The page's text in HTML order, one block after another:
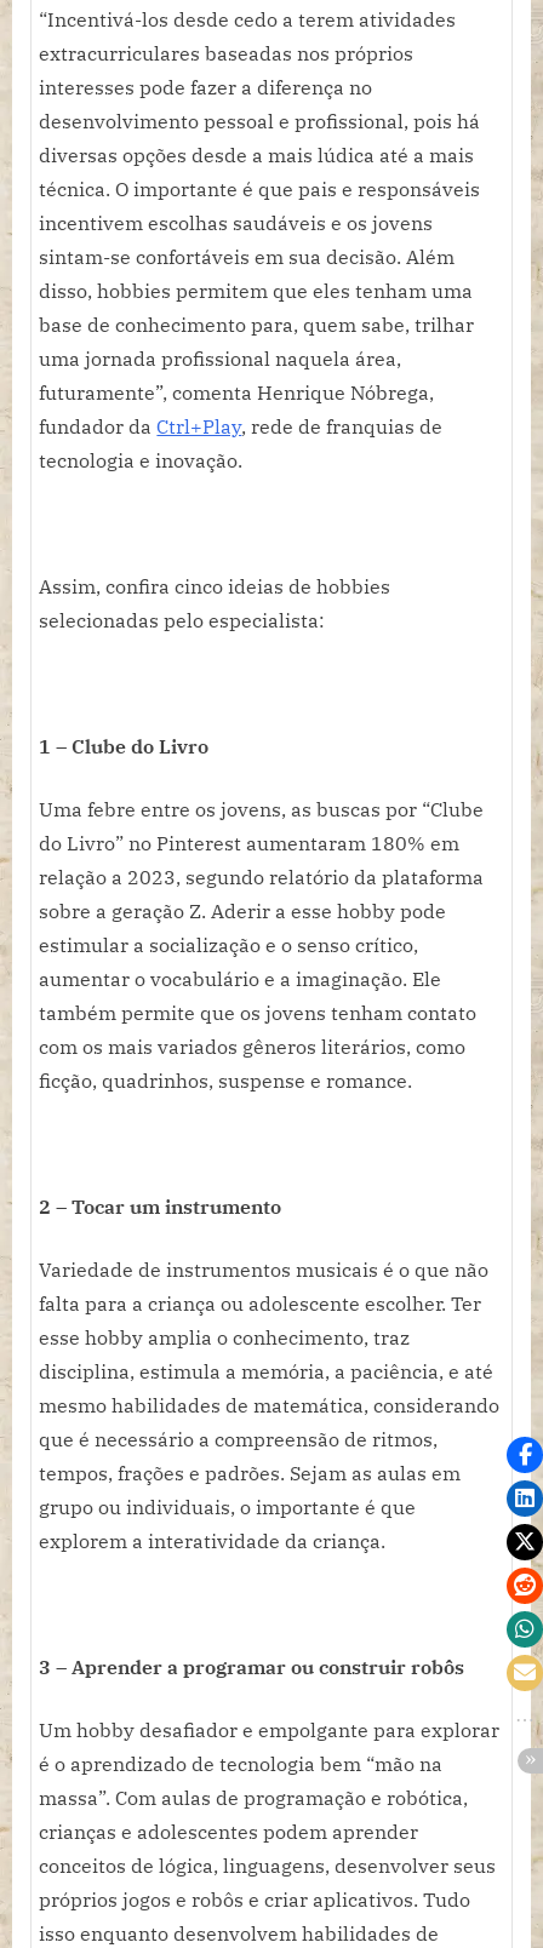
“Incentivá-los desde cedo a terem atividades
extracurriculares baseadas nos próprios
interesses pode fazer a diferença no
desenvolvimento pessoal e profissional, pois há
diversas opções desde a mais lúdica até a mais
técnica. O importante é que pais e responsáveis
incentivem escolhas saudáveis e os jovens
sintam-se confortáveis em sua decisão. Além
disso, hobbies permitem que eles tenham uma
base de conhecimento para, quem sabe, trilhar
uma jornada profissional naquela área,
futuramente”, comenta Henrique Nóbrega,
fundador daCtrl+Play, rede de franquias de
tecnologia e inovação.
Assim, confira cinco ideias de hobbies
selecionadas pelo especialista:
1 – Clube do Livro
Uma febre entre os jovens, as buscas por “Clube
do Livro” no Pinterest aumentaram 180% em
relação a 2023, segundo relatório da plataforma
sobre a geração Z. Aderir a esse hobby pode
estimular a socialização e o senso crítico,
aumentar o vocabulário e a imaginação. Ele
também permite que os jovens tenham contato
com os mais variados gêneros literários, como
ficção, quadrinhos, suspense e romance.
2 – Tocar um instrumento
Variedade de instrumentos musicais é o que não
falta para a criança ou adolescente escolher. Ter
esse hobby amplia o conhecimento, traz
disciplina, estimula a memória, a paciência, e até
mesmo habilidades de matemática, considerando
que é necessário a compreensão de ritmos,
tempos, frações e padrões. Sejam as aulas em
grupo ou individuais, o importante é que
explorem a interatividade da criança.
3 – Aprender a programar ou construir robôs
Um hobby desafiador e empolgante para explorar
é o aprendizado de tecnologia bem “mão na
massa”. Com aulas de programação e robótica,
crianças e adolescentes podem aprender
conceitos de lógica, linguagens, desenvolver seus
próprios jogos e robôs e criar aplicativos. Tudo
isso enquanto desenvolvem habilidades de